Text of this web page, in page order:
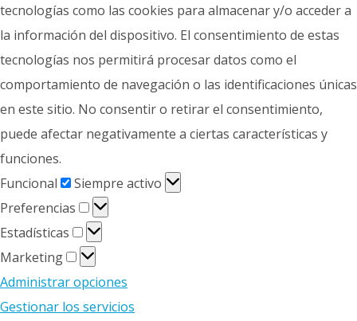
tecnologías como las cookies para almacenar y/o acceder a
la información del dispositivo. El consentimiento de estas
tecnologías nos permitirá procesar datos como el
comportamiento de navegación o las identificaciones únicas
en este sitio. No consentir o retirar el consentimiento,
puede afectar negativamente a ciertas características y
funciones.
Funcional
Funcional
Siempre activo
Preferencias
Preferencias
Estadísticas
Estadísticas
Marketing
Marketing
Administrar opciones
Gestionar los servicios